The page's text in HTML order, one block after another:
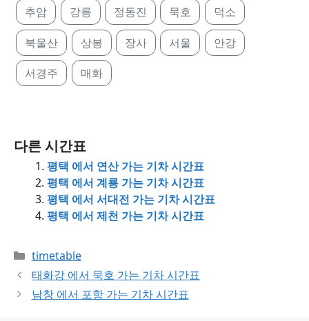
추암 강릉 정동진 묵호 덕소
북울산 상봉 장사 서울 안강
서경주 매화
다른 시간표
평택 에서 연산 가는 기차 시간표
평택 에서 계룡 가는 기차 시간표
평택 에서 서대전 가는 기차 시간표
평택 에서 제천 가는 기차 시간표
Categories
timetable
태화강 에서 묵호 가는 기차 시간표
남창 에서 포항 가는 기차 시간표